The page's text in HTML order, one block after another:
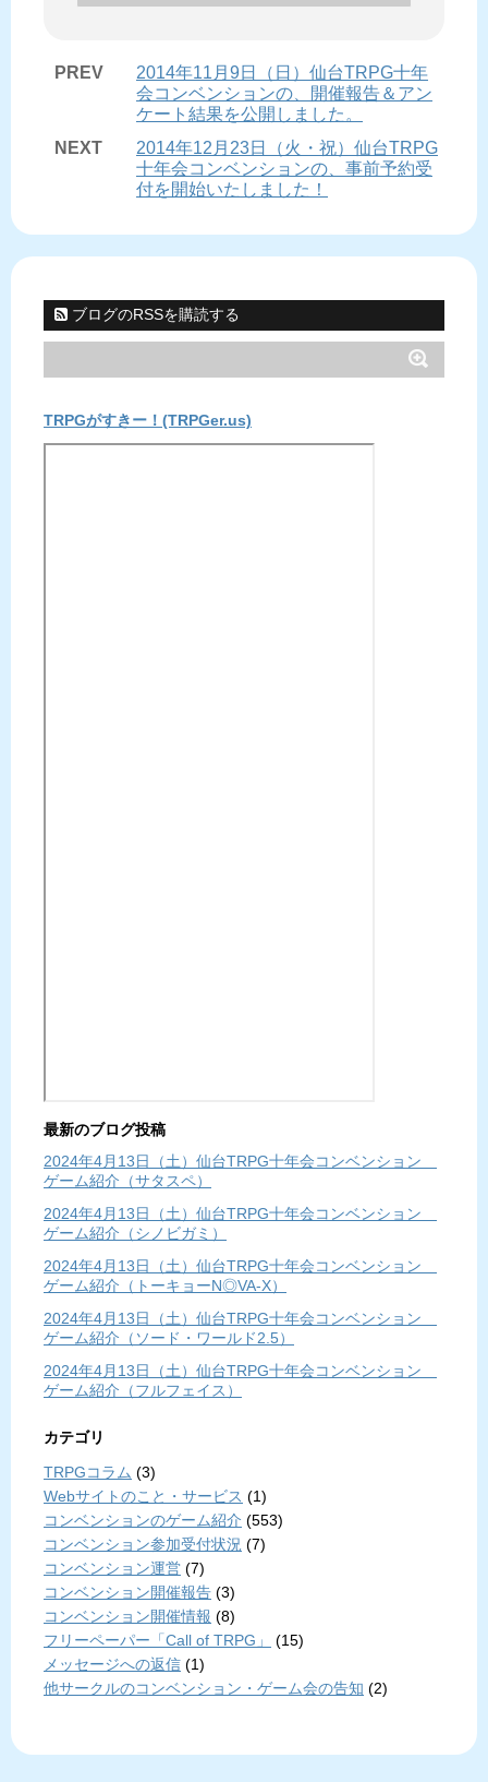
PREV
2014年11月9日（日）仙台TRPG十年
会コンベンションの、開催報告＆アン
ケート結果を公開しました。
NEXT
2014年12月23日（火・祝）仙台TRPG
十年会コンベンションの、事前予約受
付を開始いたしました！
ブログのRSSを購読する
TRPGがすきー！(TRPGer.us)
最新のブログ投稿
2024年4月13日（土）仙台TRPG十年会コンベンション
ゲーム紹介（サタスペ）
2024年4月13日（土）仙台TRPG十年会コンベンション
ゲーム紹介（シノビガミ）
2024年4月13日（土）仙台TRPG十年会コンベンション
ゲーム紹介（トーキョーN◎VA-X）
2024年4月13日（土）仙台TRPG十年会コンベンション
ゲーム紹介（ソード・ワールド2.5）
2024年4月13日（土）仙台TRPG十年会コンベンション
ゲーム紹介（フルフェイス）
カテゴリ
TRPGコラム (3)
Webサイトのこと・サービス (1)
コンベンションのゲーム紹介 (553)
コンベンション参加受付状況 (7)
コンベンション運営 (7)
コンベンション開催報告 (3)
コンベンション開催情報 (8)
フリーペーパー「Call of TRPG」
(15)
メッセージへの返信 (1)
他サークルのコンベンション・ゲーム会の告知 (2)